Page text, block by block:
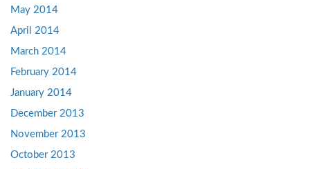
May 2014
April 2014
March 2014
February 2014
January 2014
December 2013
November 2013
October 2013